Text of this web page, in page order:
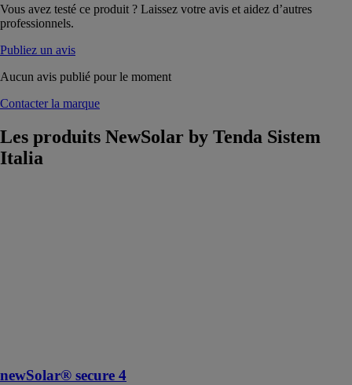
Vous avez testé ce produit ? Laissez votre avis et aidez d’autres
professionnels.
Publiez un avis
Aucun avis publié pour le moment
Contacter la marque
Les produits NewSolar by Tenda Sistem
Italia
newSolar® secure 4